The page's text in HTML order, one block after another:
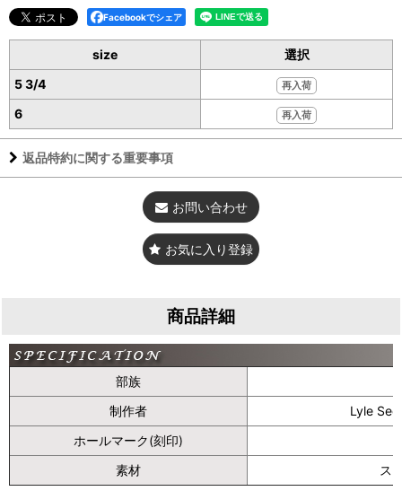
Facebookでシェア
size
選択
5 3/4
再入荷
6 再入荷
返品特約に関する重要事項
お問い合わせ
お気に入り登録
商品詳細
部族
制作者
Lyle
ホールマーク(刻印)
素材
ス